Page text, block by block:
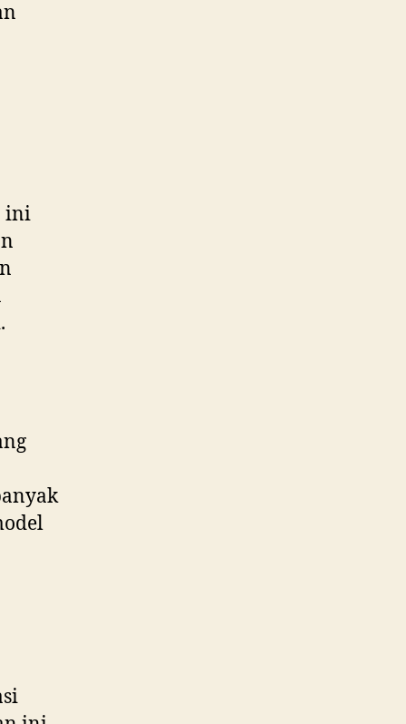
ini